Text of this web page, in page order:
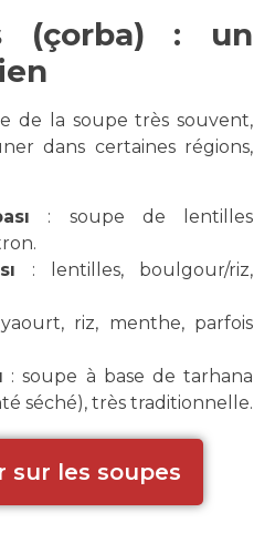
(çorba) : un
de la soupe très souvent,
dans certaines régions,
: soupe de lentilles
: lentilles, boulgour/riz,
riz, menthe, parfois
: soupe à base de tarhana
séché), très traditionnelle.
sur les soupes